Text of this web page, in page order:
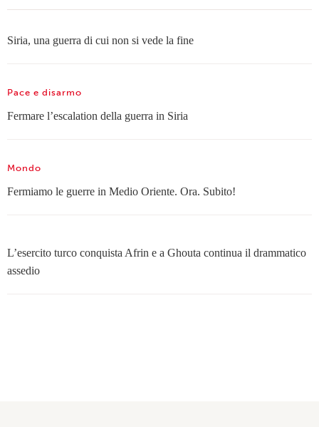
Siria, una guerra di cui non si vede la fine
Pace e disarmo
Fermare l’escalation della guerra in Siria
Mondo
Fermiamo le guerre in Medio Oriente. Ora. Subito!
L’esercito turco conquista Afrin e a Ghouta continua il drammatico
assedio